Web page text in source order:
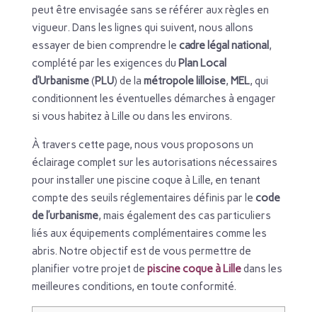
peut être envisagée sans se référer aux règles en
vigueur. Dans les lignes qui suivent, nous allons
essayer de bien comprendre le cadre légal national ,
complété par les exigences du Plan Local
d’Urbanisme(PLU) de la métropole lilloise, MEL, qui
conditionnent les éventuelles démarches à engager
si vous habitez à Lille ou dans les environs.
À travers cette page, nous vous proposons un
éclairage complet sur les autorisations nécessaires
pour installer une piscine coque à Lille, en tenant
compte des seuils réglementaires définis par le code
de l’urbanisme, mais également des cas particuliers
liés aux équipements complémentaires comme les
abris. Notre objectif est de vous permettre de
planifier votre projet de piscine coque à Lilledans les
meilleures conditions, en toute conformité.